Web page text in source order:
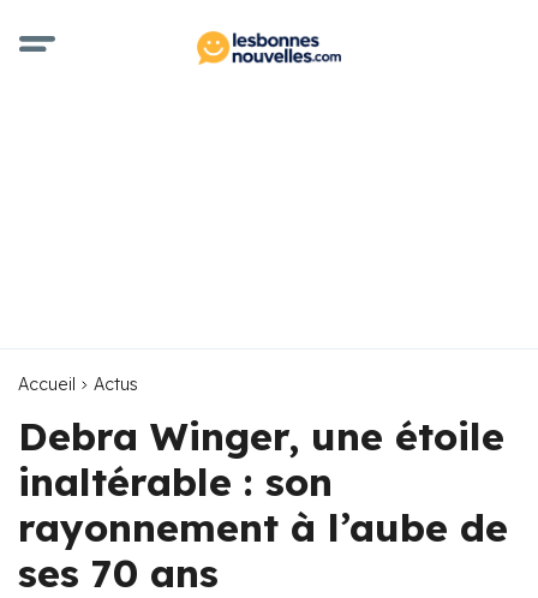
Accueil Actus
Debra Winger, une étoile
inaltérable : son
rayonnement à l’aube de
ses 70 ans